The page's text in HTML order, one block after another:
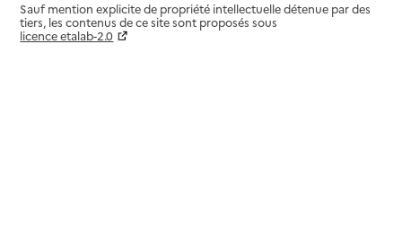
Sauf mention explicite de propriété intellectuelle détenue par des
tiers, les contenus de ce site sont proposés sous
licence etalab-2.0